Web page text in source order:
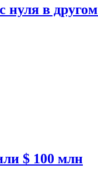
в
$ 100 млн